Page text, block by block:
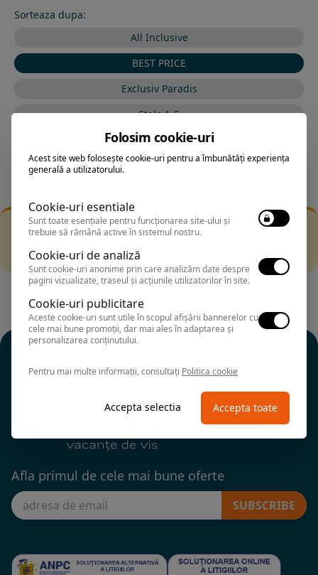
Sorteaza dupa:
All Inclusive
BEST PRICE
Exclusiv Paradis
Stele 1-5
Stele 5-1
Filtrarea nu a returnat niciun rezultat
alte fitre.
Afla primul de cele mai bune oferte
SUBSCRIBE
Folosim cookie-uri
Acest site web folosește cookie-uri pentru a îmbunătăți experiența
generală a utilizatorului.
Cookie-uri esentiale
Sunt toate esențiale pentru funcționarea site-ului și
trebuie să rămână active în sistemul nostru.
Cookie-uri de analiză
Sunt cookie-uri anonime prin care analizăm date despre
pagini vizualizate, traseul și acțiunile utilizatorilor în site.
Cookie-uri publicitare
Aceste cookie-uri sunt utile în scopul afișării bannerelor cu
cele mai bune promoții, dar mai ales în adaptarea și
personalizarea conținutului.
Pentru mai multe informații, consultați Politica cookie
Accepta selectia Accepta toate